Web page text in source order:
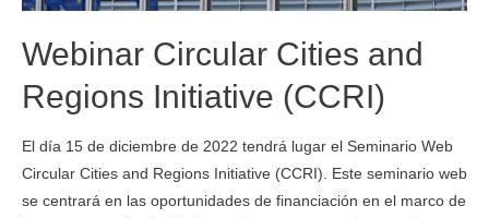
Webinar Circular Cities and
Regions Initiative (CCRI)
El día 15 de diciembre de 2022 tendrá lugar el Seminario Web
Circular Cities and Regions Initiative (CCRI). Este seminario web
se centrará en las oportunidades de financiación en el marco de